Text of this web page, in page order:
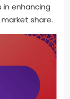
enhancing
share.